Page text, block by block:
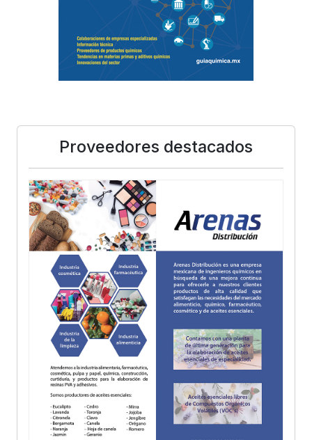
Proveedores destacados